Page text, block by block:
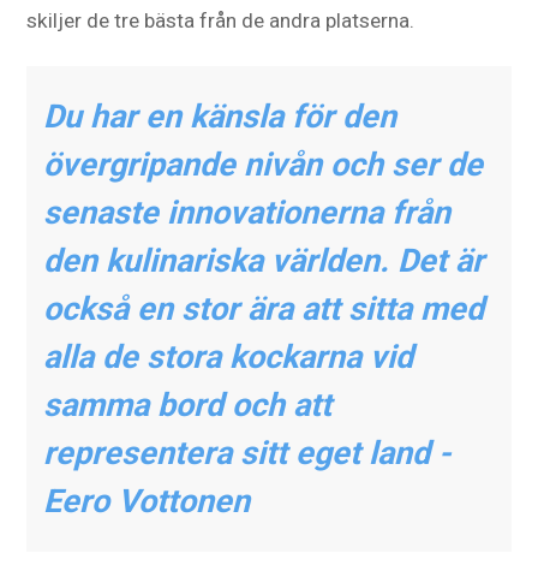
skiljer de tre bästa från de andra platserna.
Du har en känsla för den
övergripande nivån och ser de
senaste innovationerna från
den kulinariska världen. Det är
också en stor ära att sitta med
alla de stora kockarna vid
samma bord och att
representera sitt eget land -
Eero Vottonen